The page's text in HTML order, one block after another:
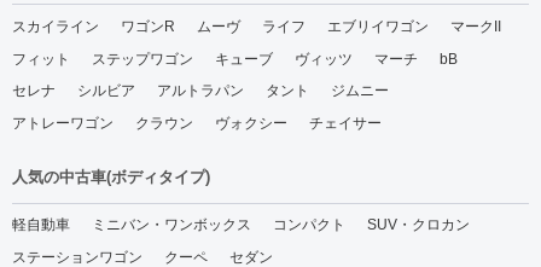
スカイライン ワゴンR ムーヴ ライフ エブリイワゴン
マークII
フィット
ステップワゴン キューブ ヴィッツ マーチ
bB
セレナ
シルビア アルトラパン タント
ジムニー
アトレーワゴン
クラウン ヴォクシー チェイサー
人気の中古車(ボディタイプ)
軽自動車 ミニバン・ワンボックス コンパクト
SUV・クロカン
ステーションワゴン
クーペ セダン